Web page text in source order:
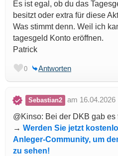
Es ist egal, ob du das
besitzt oder extra für diese
Was stimmt denn. Weil ich
tagesgeld Konto eröffnen.
Patrick
0 Antworten
Sebastian2
am 16.04.2026
@Kinso: Bei der DKB gab
→ Werden Sie jetzt
Anleger-Community, um
zu sehen!